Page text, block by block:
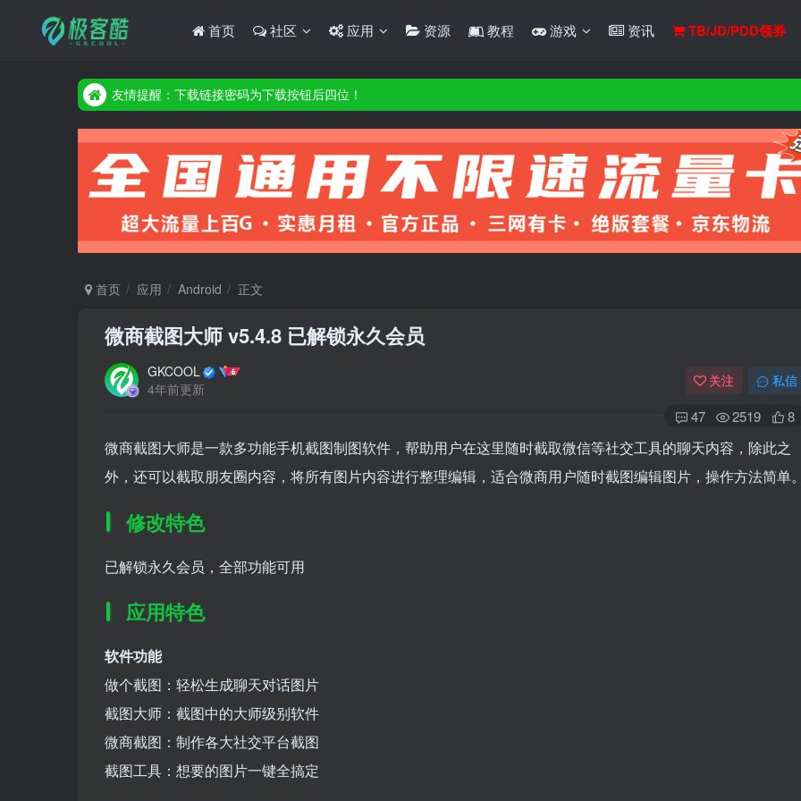
首页 社区 应用 资源 教程 游戏 资讯 TB/JD/PDD领券
友情提醒：下载链接密码为下载按钮后四位！
友情提醒：下载链接密码为下载按钮后四位！
首页 应用 Android 正文
微商截图大师 v5.4.8 已解锁永久会员
GKCOOL
4年前更新
关注 私信
47 2519 8
微商截图大师是一款多功能手机截图制图软件，帮助用户在这里随时截取微信等社交工具的聊天内容，除此之
外，还可以截取朋友圈内容，将所有图片内容进行整理编辑，适合微商用户随时截图编辑图片，操作方法简单
修改特色
已解锁永久会员，全部功能可用
应用特色
软件功能
做个截图：轻松生成聊天对话图片
截图大师：截图中的大师级别软件
微商截图：制作各大社交平台截图
截图工具：想要的图片一键全搞定